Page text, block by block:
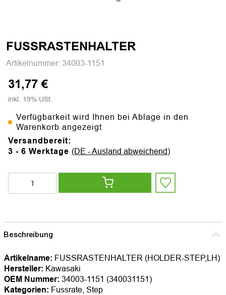
FUSSRASTENHALTER
Artikelnummer: 34003-1151
31,77 €
inkl. 19% USt.
Verfügbarkeit wird Ihnen bei Ablage in den
Warenkorb angezeigt
Versandbereit:
3 - 6 Werktage (DE - Ausland abweichend)
Beschreibung
Artikelname: FUSSRASTENHALTER (HOLDER-STEP,LH)
Hersteller: Kawasaki
OEM Nummer: 34003-1151 (340031151)
Kategorien: Fussrate, Step